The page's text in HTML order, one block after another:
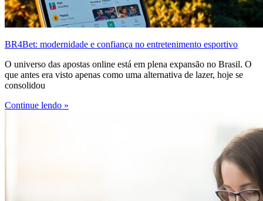
BR4Bet: modernidade e confiança no entretenimento esportivo
O universo das apostas online está em plena expansão no Brasil. O
que antes era visto apenas como uma alternativa de lazer, hoje se
consolidou
Continue lendo »